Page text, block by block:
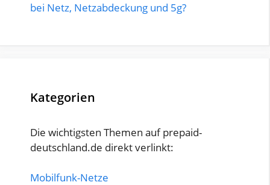
bei Netz, Netzabdeckung und 5g?
Kategorien
Die wichtigsten Themen auf prepaid-
deutschland.de direkt verlinkt:
Mobilfunk-Netze